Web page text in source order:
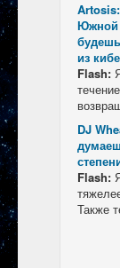
Южной
из
Flash:
DJ
Flash:
Также